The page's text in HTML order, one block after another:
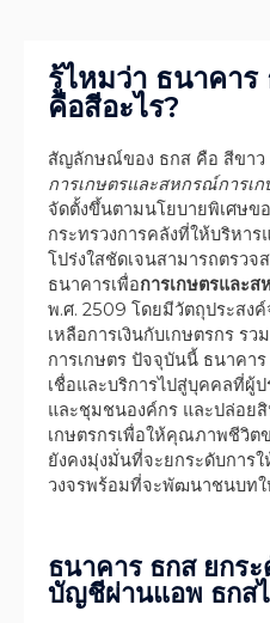
รู้ไหมว่า ธนาคา
คือสีอะไร?
สัญลักษณ์ของ ธกส คือ สีขาว
การเกษตรและสหกรณ์การเก
จัดตั้งขึ้นตามนโยบายพิเศษข
กระทรวงการคลังที่ให้บริหา
โปร่งใสชัดเจนสามารถตรว
ธนาคารเพื่อการเกษตรและ
พ.ศ. 2509 โดยมีวัตถุประสง
เหลือการเงินกับเกษตรกร ร
การเกษตร ปัจจุบันนี้ ธนาคา
เชื่อและบริการไปสู่บุคคลที่ผู้
และชุมชนองค์กร และปล่อย
เกษตรกรเพื่อให้คุณภาพชีวิ
ยังคงมุ่งมั่นที่จะยกระดับการ
วงจรพร้อมที่จะพัฒนาชนบท
ธนาคาร ธกส ยกร
บัญชีผ่านแอพ ธกสไ